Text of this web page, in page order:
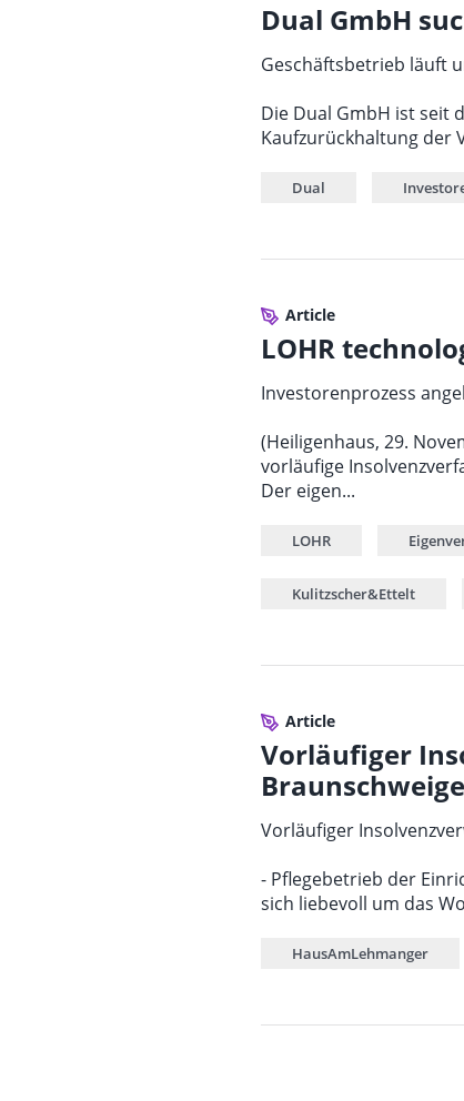
Dual GmbH
Geschäftsbetrieb läuft
Die Dual GmbH ist seit
Kaufzurückhaltung der
Dual
Article
LOHR
Investorenprozess
(Heiligenhaus, 29.
vorläufige
Der eigen...
LOHR
Kulitzscher&Ettelt
Article
Vorläufiger
Vorläufiger
- Pflegebetrieb der
sich liebevoll um das
HausAmLehmanger